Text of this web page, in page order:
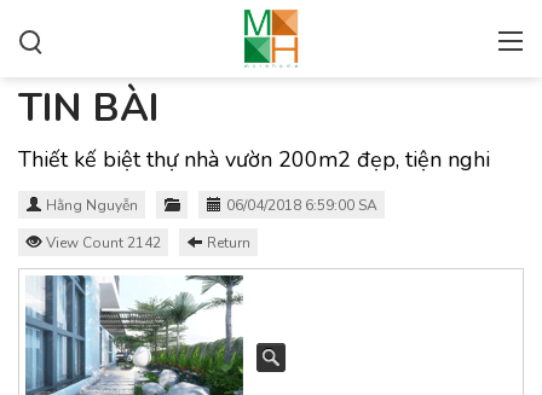
TIN BÀI
Thiết kế biệt thự nhà vườn 200m2 đẹp, tiện nghi
Hằng Nguyễn
06/04/2018 6:59:00 SA
View Count 2142
Return